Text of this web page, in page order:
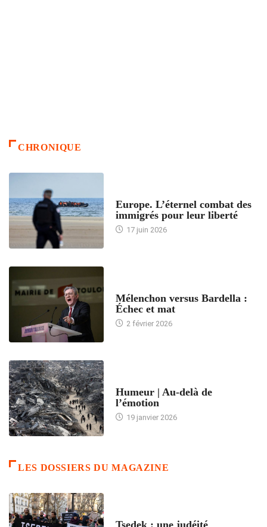
CHRONIQUE
Europe. L’éternel combat des
immigrés pour leur liberté
17 juin 2026
Mélenchon versus Bardella :
Échec et mat
2 février 2026
Humeur | Au-delà de
l’émotion
19 janvier 2026
LES DOSSIERS DU MAGAZINE
Tsedek : une judéité